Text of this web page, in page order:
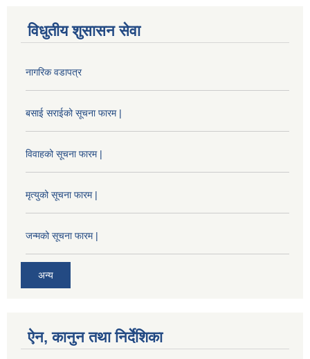
विधुतीय शुसासन सेवा
नागरिक वडापत्र
बसाई सराईको सूचना फारम |
विवाहको सूचना फारम |
मृत्युको सूचना फारम |
जन्मको सूचना फारम |
अन्य
ऐन, कानुन तथा निर्देशिका